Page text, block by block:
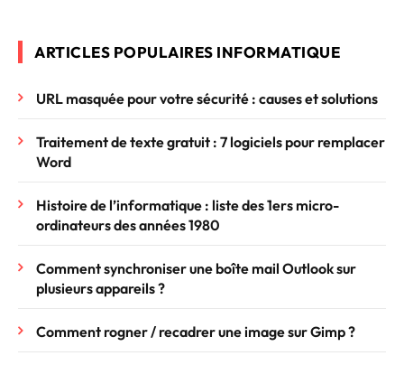
ARTICLES POPULAIRES INFORMATIQUE
URL masquée pour votre sécurité : causes et solutions
Traitement de texte gratuit : 7 logiciels pour remplacer
Word
Histoire de l’informatique : liste des 1ers micro-
ordinateurs des années 1980
Comment synchroniser une boîte mail Outlook sur
plusieurs appareils ?
Comment rogner / recadrer une image sur Gimp ?